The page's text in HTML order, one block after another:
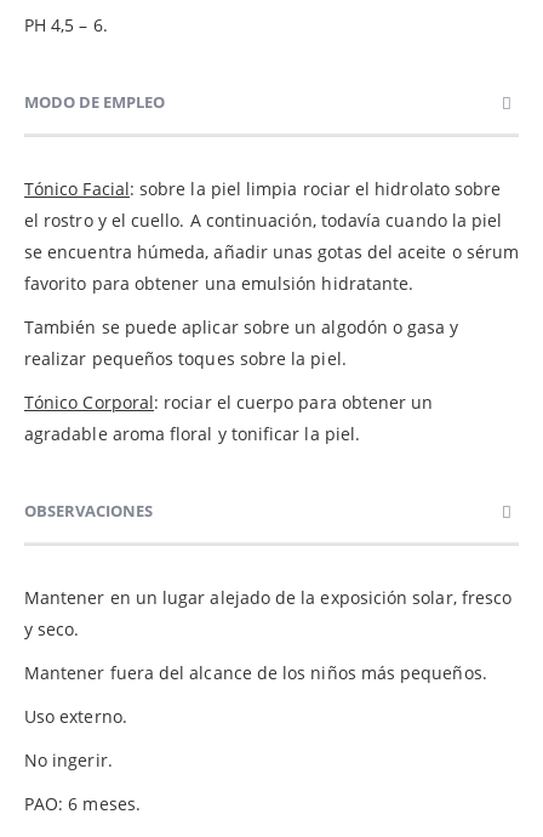
PH 4,5 – 6.
MODO DE EMPLEO
Tónico Facial: sobre la piel limpia rociar el hidrolato sobre
el rostro y el cuello. A continuación, todavía cuando la piel
se encuentra húmeda, añadir unas gotas del aceite o sérum
favorito para obtener una emulsión hidratante.
También se puede aplicar sobre un algodón o gasa y
realizar pequeños toques sobre la piel.
Tónico Corporal: rociar el cuerpo para obtener un
agradable aroma floral y tonificar la piel.
OBSERVACIONES
Mantener en un lugar alejado de la exposición solar, fresco
y seco.
Mantener fuera del alcance de los niños más pequeños.
Uso externo.
No ingerir.
PAO: 6 meses.